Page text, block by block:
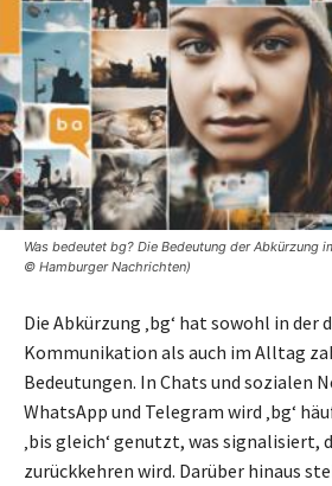
Was bedeutet bg? Die Bedeutung der Abkürzung
© Hamburger Nachrichten)
Die Abkürzung ‚bg‘ hat sowohl in der
Kommunikation als auch im Alltag
Bedeutungen. In Chats und sozialen
WhatsApp und Telegram wird ‚bg‘
‚bis gleich‘ genutzt, was signalisiert,
zurückkehren wird. Darüber hinaus